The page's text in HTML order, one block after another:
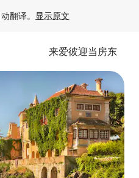
翻译。 显示原文
来爱彼迎当房东